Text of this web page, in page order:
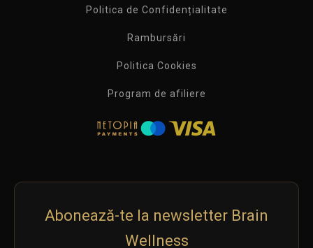
Politica de Confidențialitate
Rambursări
Politica Cookies
Program de afiliere
Abonează-te la newsletter Brain
Wellness